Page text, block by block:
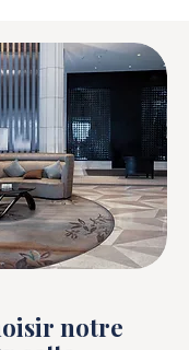
notre